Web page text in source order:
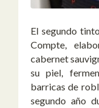
El segundo
Compte,
cabernet
su piel,
barricas de
segundo año